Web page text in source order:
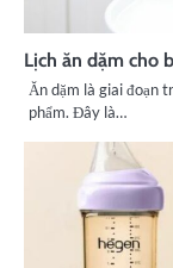
Lịch ăn dặm cho
Ăn dặm là giai đoạn
phẩm. Đây là…